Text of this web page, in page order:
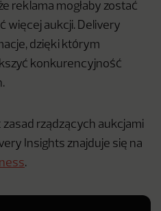
reklama mogłaby zostać
więcej aukcji. Delivery
dzięki którym
konkurencyjność
rządzących aukcjami
Insights znajduje się na
.